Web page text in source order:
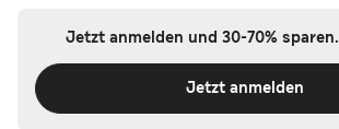
Jetzt anmelden und 30-70% sparen.
Jetzt anmelden